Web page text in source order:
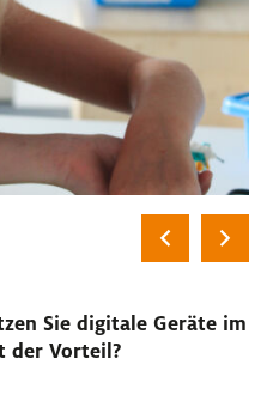
Sie digitale Geräte im
der Vorteil?